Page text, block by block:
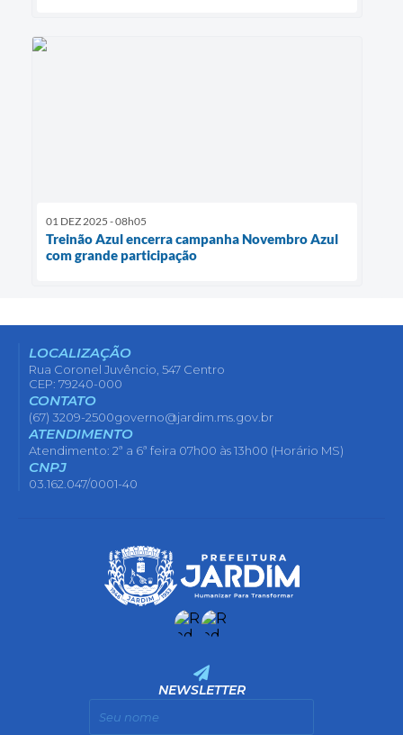
01 DEZ 2025 - 08h05
Treinão Azul encerra campanha Novembro Azul
com grande participação
LOCALIZAÇÃO
Rua Coronel Juvêncio, 547 Centro
CEP: 79240-000
CONTATO
(67) 3209-2500governo@jardim.ms.gov.br
ATENDIMENTO
Atendimento: 2ª a 6ª feira 07h00 às 13h00 (Horário MS)
CNPJ
03.162.047/0001-40
NEWSLETTER